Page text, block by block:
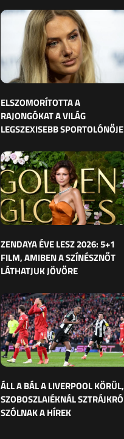
ELSZOMORÍTOTTA A
RAJONGÓKAT A VILÁG
LEGSZEXISEBB SPORTOLÓNŐJE
ZENDAYA ÉVE LESZ 2026: 5+1
FILM, AMIBEN A SZÍNÉSZNŐT
LÁTHATJUK JÖVŐRE
ÁLL A BÁL A LIVERPOOL KÖRÜL,
SZOBOSZLAIÉKNÁL
SZÓLNAK A HÍREK